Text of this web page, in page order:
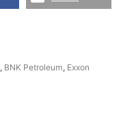
, BNK Petroleum, Exxon